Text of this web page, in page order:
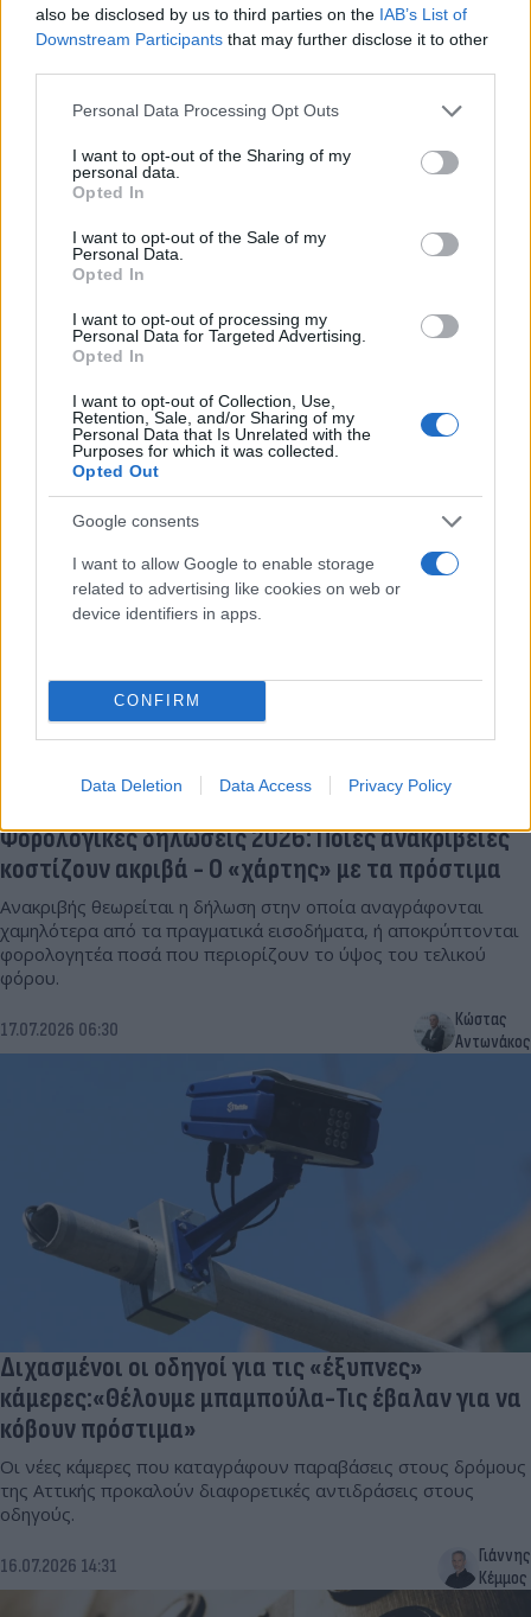
also be disclosed by us to third parties on the IAB’s List of
Downstream Participants that may further disclose it to other
Please note that this website/app uses one or more Google
not limited to your visit or usage behaviour. You may click to
grant or deny consent to Google and its third-party tags to
use your data for below specified purposes in below Google
consent section.
Personal Data Processing Opt Outs
I want to opt-out of the Sharing of my
personal data.
Opted In
I want to opt-out of the Sale of my
Personal Data.
Opted In
I want to opt-out of processing my
Personal Data for Targeted Advertising.
Opted In
I want to opt-out of Collection, Use,
Retention, Sale, and/or Sharing of my
Personal Data that Is Unrelated with the
Purposes for which it was collected.
Opted Out
Google consents
I want to allow Google to enable storage
related to advertising like cookies on web or
device identifiers in apps.
CONFIRM
Data Deletion Data Access Privacy Policy
Έρχονται υψηλά πρόστιμα για τα ηλεκτρικά
πατίνια - Τι ανακοίνωσε ο αναπληρωτής
υπουργός Μεταφορών
χρήσης για τα παιδιά κάτω των 17 ετών και πρόστιμα έως και
1.000 ευρώ.
Ομάδα
Flash.gr
Φορολογικές δηλώσεις 2026: Ποιες ανακρίβειες
κοστίζουν ακριβά - Ο «χάρτης» με τα πρόστιμα
Ανακριβής θεωρείται η δήλωση στην οποία αναγράφονται
χαμηλότερα από τα πραγματικά εισοδήματα, ή αποκρύπτονται
φορολογητέα ποσά που περιορίζουν το ύψος του τελικού
φόρου.
17.07.2026 06:30
Κώστας
Αντωνάκος
Διχασμένοι οι οδηγοί για τις «έξυπνες»
κάμερες:«Θέλουμε μπαμπούλα-Τις έβαλαν για να
κόβουν πρόστιμα»
Οι νέες κάμερες που καταγράφουν παραβάσεις στους δρόμους
της Αττικής προκαλούν διαφορετικές αντιδράσεις στους
οδηγούς.
16.07.2026 14:31
Γιάννης
Κέμμος